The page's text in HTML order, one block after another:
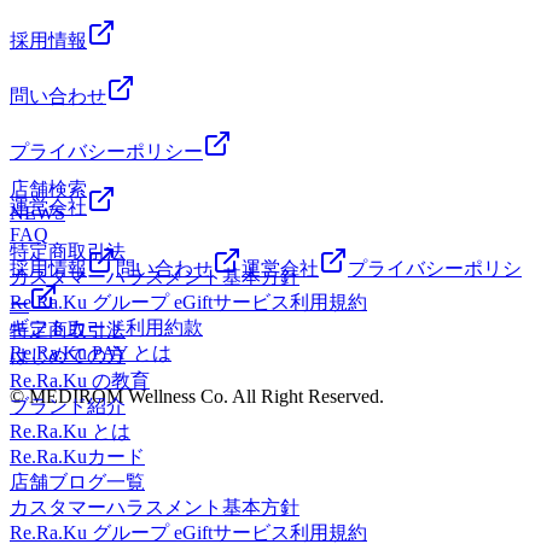
採用情報
問い合わせ
プライバシーポリシー
運営会社
特定商取引法
カスタマーハラスメント基本方針
Re.Ra.Ku グループ eGiftサービス利用規約
ギフトカード利用約款
Re.Ra.Ku PAY とは
© MEDIROM Wellness Co. All Right Reserved.
店舗検索
NEWS
FAQ
採用情報
問い合わせ 運営会社
プライバシーポリシ
ー
特定商取引法
はじめての方
Re.Ra.Ku の教育
ブランド紹介
Re.Ra.Ku とは
Re.Ra.Kuカード
店舗ブログ一覧
カスタマーハラスメント基本方針
Re.Ra.Ku グループ eGiftサービス利用規約